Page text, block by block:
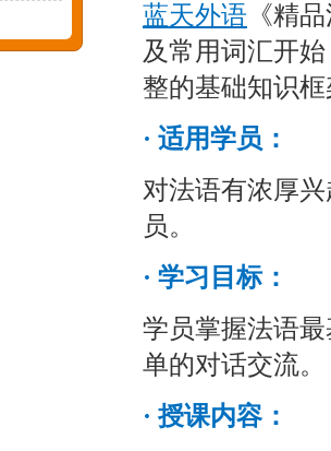
蓝天外语 《精
及常用词汇开
整的基础知识
· 适用学员：
对法语有浓厚
员。
· 学习目标：
学员掌握法语
单的对话交流。
·授课内容：